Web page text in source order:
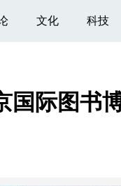
文化 科技
国际图书